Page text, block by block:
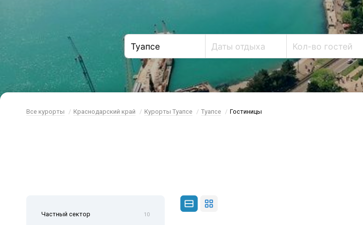
Все курорты Краснодарский край Курорты Туапсе Туапсе Гостиницы
Частный сектор 10